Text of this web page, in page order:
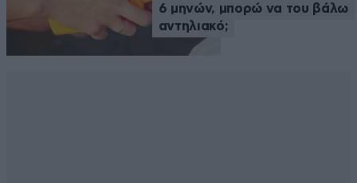
6 μηνών, μπορώ να του βάλω
αντηλιακό;